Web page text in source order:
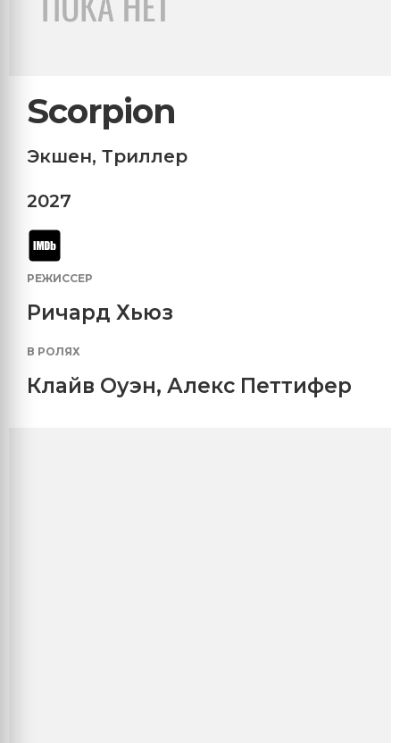
Scorpion
Экшен, Триллер
2027
РЕЖИССЕР
Ричард Хьюз
В РОЛЯХ
Клайв Оуэн, Алекс Петтифер